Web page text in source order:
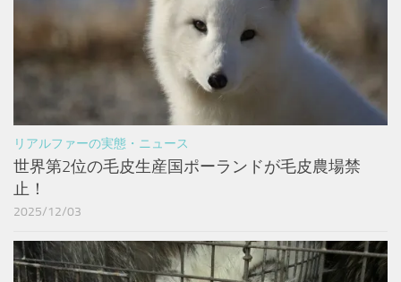
リアルファーの実態・ニュース
世界第2位の毛皮生産国ポーランドが毛皮農場禁
止！
2025/12/03